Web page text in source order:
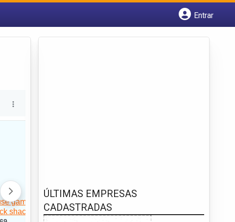
Entrar
ÚLTIMAS EMPRESAS
CADASTRADAS